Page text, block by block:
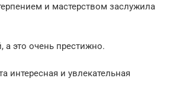
и мастерством заслужила
а это очень престижно.
интересная и увлекательная